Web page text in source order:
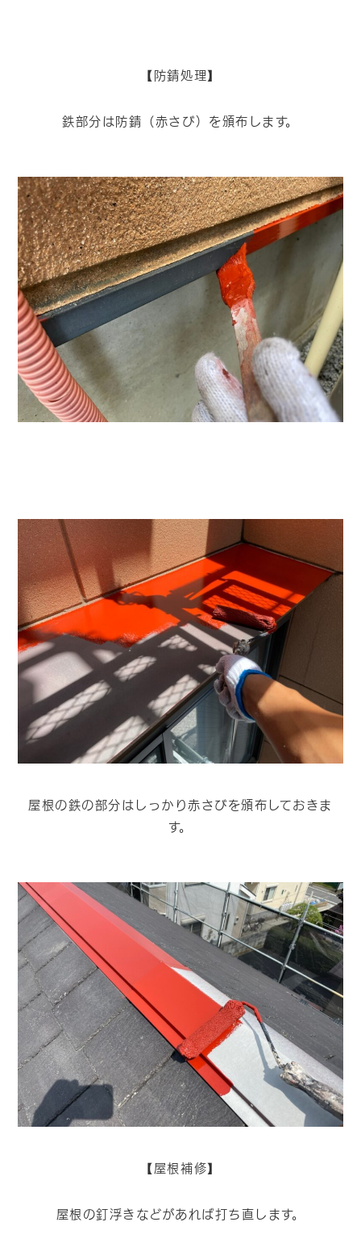
【防錆処理】
鉄部分は防錆（赤さび）を頒布します。
屋根の鉄の部分はしっかり赤さびを頒布しておきま
す。
【屋根補修】
屋根の釘浮きなどがあれば打ち直します。